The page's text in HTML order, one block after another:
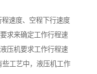
速度、空程下行速度
求来确定工作行程速
压机要求工作行程速
些工艺中，液压机工作